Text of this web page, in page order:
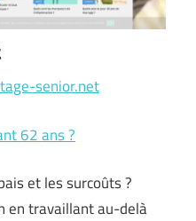
senior.net
62 ans ?
et les surcoûts ?
en travaillant au-delà